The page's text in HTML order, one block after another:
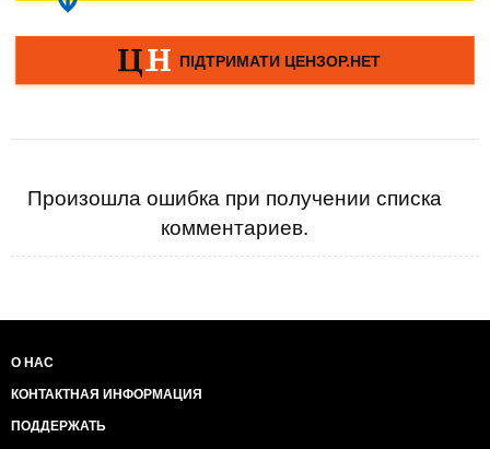
Произошла ошибка при получении списка
комментариев.
О НАС
КОНТАКТНАЯ ИНФОРМАЦИЯ
ПОДДЕРЖАТЬ